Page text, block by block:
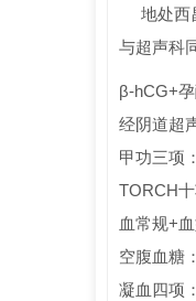
地处西
与超声科
β-hCG+孕
经阴道超
甲功三项
TORCH
血常规+
空腹血糖
凝血四项